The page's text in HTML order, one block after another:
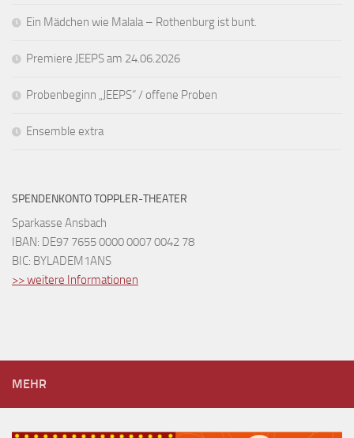
Ein Mädchen wie Malala – Rothenburg ist bunt.
Premiere JEEPS am 24.06.2026
Probenbeginn „JEEPS“ / offene Proben
Ensemble extra
SPENDENKONTO TOPPLER-THEATER
Sparkasse Ansbach
IBAN: DE97 7655 0000 0007 0042 78
BIC: BYLADEM1ANS
>> weitere Informationen
MEHR